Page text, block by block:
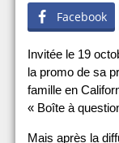
Facebook
Invitée le 19
la promo de sa
famille en
« Boîte à
Mais après la